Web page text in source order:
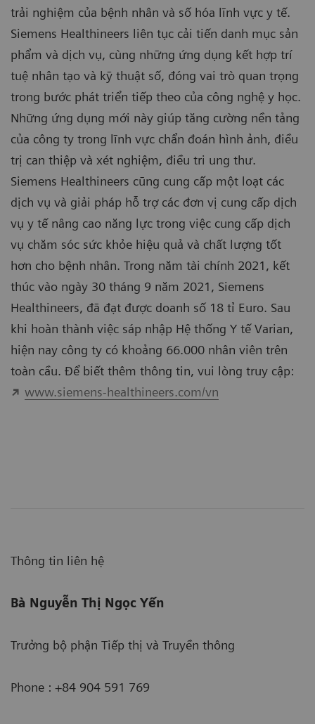
trải nghiệm của bệnh nhân và số hóa lĩnh vực y tế.
Siemens Healthineers liên tục cải tiến danh mục sản
phẩm và dịch vụ, cùng những ứng dụng kết hợp trí
tuệ nhân tạo và kỹ thuật số, đóng vai trò quan trọng
trong bước phát triển tiếp theo của công nghệ y học.
Những ứng dụng mới này giúp tăng cường nền tảng
của công ty trong lĩnh vực chẩn đoán hình ảnh, điều
trị can thiệp và xét nghiệm, điều tri ung thư.
Siemens Healthineers cũng cung cấp một loạt các
dịch vụ và giải pháp hỗ trợ các đơn vị cung cấp dịch
vụ y tế nâng cao năng lực trong việc cung cấp dịch
vụ chăm sóc sức khỏe hiệu quả và chất lượng tốt
hơn cho bệnh nhân. Trong năm tài chính 2021, kết
thúc vào ngày 30 tháng 9 năm 2021, Siemens
Healthineers, đã đạt được doanh số 18 tỉ Euro. Sau
khi hoàn thành việc sáp nhập Hệ thống Y tế Varian,
hiện nay công ty có khoảng 66.000 nhân viên trên
toàn cầu. Để biết thêm thông tin, vui lòng truy cập:
www.siemens-healthineers.com/vn
Thông tin liên hệ
Bà Nguyễn Thị Ngọc Yến
Trưởng bộ phận Tiếp thị và Truyền thông
Phone : +84 904 591 769